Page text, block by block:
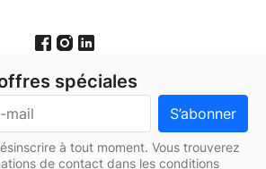
spéciales
à tout moment. Vous trouverez
de contact dans les conditions